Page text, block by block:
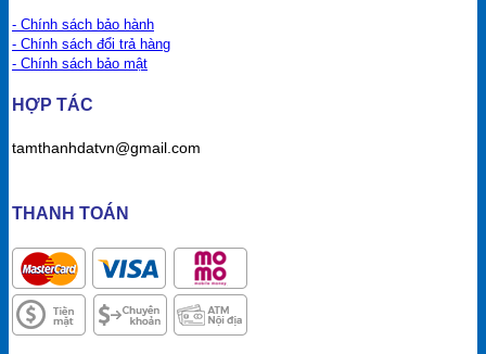
- Chính sách bảo hành
- Chính sách đổi trả hàng
- Chính sách bảo mật
HỢP TÁC
tamthanhdatvn@gmail.com
THANH TOÁN